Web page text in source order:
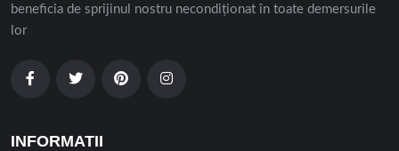
beneficia de sprijinul nostru necondiționat în toate demersurile
lor
INFORMATII